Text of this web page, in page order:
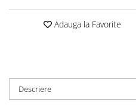
Adauga la Favorite
Descriere